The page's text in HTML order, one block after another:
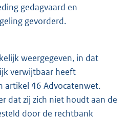
gedagvaard en
gevorderd.
weergegeven, in dat
verwijtbaar heeft
artikel 46 Advocatenwet.
dat zij zich niet houdt aan de
door de rechtbank